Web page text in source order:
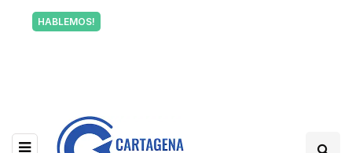
HABLEMOS!